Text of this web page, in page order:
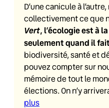
D’une canicule à
collectivement ce que
Vert, l’écologie est à
seulement quand il
biodiversité, santé et
pouvez compter sur
mémoire de tout le
élections. On n’y
plus